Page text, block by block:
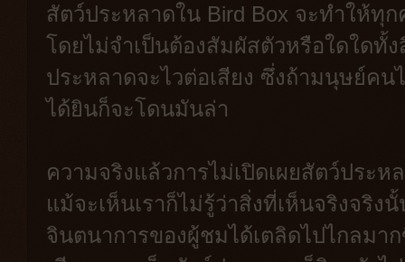
สัตว์ประหลาดใน Bird Box จะทำให้ทุ
โดยไม่จำเป็นต้องสัมผัสตัวหรือใดใดทั้
ประหลาดจะไวต่อเสียง ซึ่งถ้ามนุษย์ค
ได้ยินก็จะโดนมันล่า
ความจริงแล้วการไม่เปิดเผยสัตว์ประห
แม้จะเห็นเราก็ไม่รู้ว่าสิ่งที่เห็นจริงจริง
จินตนาการของผู้ชมได้เตลิดไปไกลม